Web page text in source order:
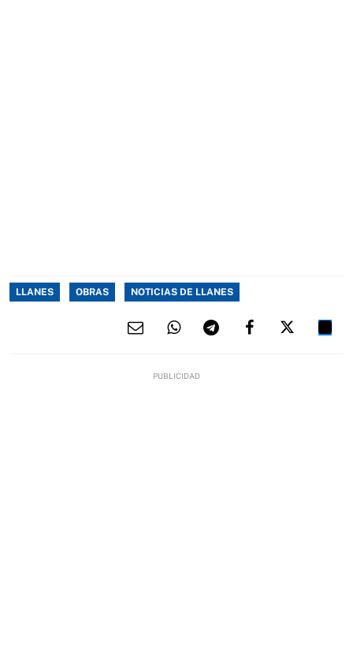
LLANES OBRAS NOTICIAS DE LLANES